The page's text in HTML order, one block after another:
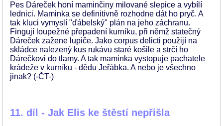
Pes Dáreček honí maminčiny milované slepice a vybílí
lednici. Maminka se definitivně rozhodne dát ho pryč. A
tak kluci vymyslí "ďábelský" plán na jeho záchranu.
Fingují loupežné přepadení kurníku, při němž statečný
Dáreček zažene lupiče. Jako corpus delicti použijí na
skládce nalezený kus rukávu staré košile a strčí ho
Dárečkovi do tlamy. A tak maminka vystopuje pachatele
krádeže v kurníku - dědu Jeřábka. A nebo je všechno
jinak? (-ČT-)
11. díl - Jak Elis ke štěstí nepřišla